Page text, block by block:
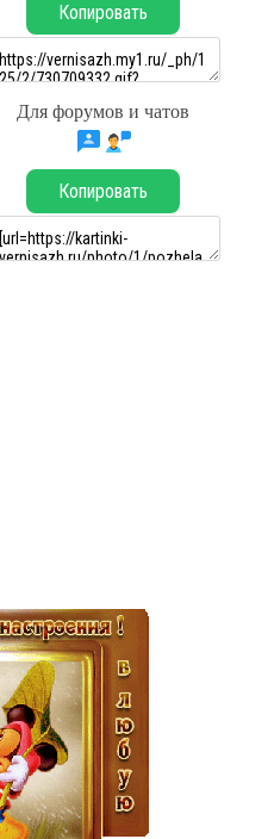
Копировать
Для форумов и чатов
Копировать